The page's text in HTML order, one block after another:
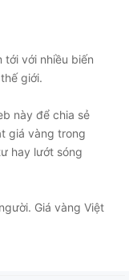
tới với nhiều biến
giới.
này để chia sẻ
giá vàng trong
hay lướt sóng
Giá vàng Việt